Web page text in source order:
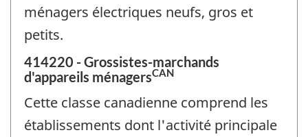
ménagers électriques neufs, gros et
petits.
414220 - Grossistes-marchands
d'appareils ménagersCAN
Cette classe canadienne comprend les
établissements dont l'activité principale